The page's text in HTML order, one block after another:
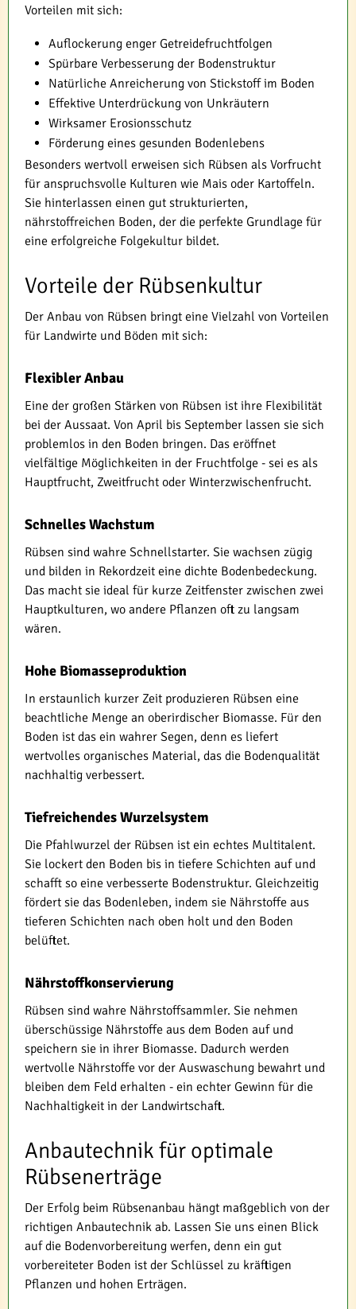
Vorteilen mit sich:
Auflockerung enger Getreidefruchtfolgen
Spürbare Verbesserung der Bodenstruktur
Natürliche Anreicherung von Stickstoff im Boden
Effektive Unterdrückung von Unkräutern
Wirksamer Erosionsschutz
Förderung eines gesunden Bodenlebens
Besonders wertvoll erweisen sich Rübsen als Vorfrucht
für anspruchsvolle Kulturen wie Mais oder Kartoffeln.
Sie hinterlassen einen gut strukturierten,
nährstoffreichen Boden, der die perfekte Grundlage für
eine erfolgreiche Folgekultur bildet.
Vorteile der Rübsenkultur
Der Anbau von Rübsen bringt eine Vielzahl von Vorteilen
für Landwirte und Böden mit sich:
Flexibler Anbau
Eine der großen Stärken von Rübsen ist ihre Flexibilität
bei der Aussaat. Von April bis September lassen sie sich
problemlos in den Boden bringen. Das eröffnet
vielfältige Möglichkeiten in der Fruchtfolge - sei es als
Hauptfrucht, Zweitfrucht oder Winterzwischenfrucht.
Schnelles Wachstum
Rübsen sind wahre Schnellstarter. Sie wachsen zügig
und bilden in Rekordzeit eine dichte Bodenbedeckung.
Das macht sie ideal für kurze Zeitfenster zwischen zwei
Hauptkulturen, wo andere Pflanzen oft zu langsam
wären.
Hohe Biomasseproduktion
In erstaunlich kurzer Zeit produzieren Rübsen eine
beachtliche Menge an oberirdischer Biomasse. Für den
Boden ist das ein wahrer Segen, denn es liefert
wertvolles organisches Material, das die Bodenqualität
nachhaltig verbessert.
Tiefreichendes Wurzelsystem
Die Pfahlwurzel der Rübsen ist ein echtes Multitalent.
Sie lockert den Boden bis in tiefere Schichten auf und
schafft so eine verbesserte Bodenstruktur. Gleichzeitig
fördert sie das Bodenleben, indem sie Nährstoffe aus
tieferen Schichten nach oben holt und den Boden
belüftet.
Nährstoffkonservierung
Rübsen sind wahre Nährstoffsammler. Sie nehmen
überschüssige Nährstoffe aus dem Boden auf und
speichern sie in ihrer Biomasse. Dadurch werden
wertvolle Nährstoffe vor der Auswaschung bewahrt und
bleiben dem Feld erhalten - ein echter Gewinn für die
Nachhaltigkeit in der Landwirtschaft.
Anbautechnik für optimale
Rübsenerträge
Der Erfolg beim Rübsenanbau hängt maßgeblich von der
richtigen Anbautechnik ab. Lassen Sie uns einen Blick
auf die Bodenvorbereitung werfen, denn ein gut
vorbereiteter Boden ist der Schlüssel zu kräftigen
Pflanzen und hohen Erträgen.